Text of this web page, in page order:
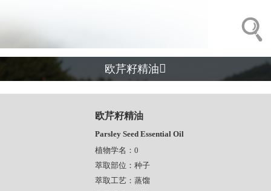
欧芹籽精油
欧芹籽精油
Parsley Seed Essential Oil
植物学名：0
萃取部位：种子
萃取工艺：蒸馏